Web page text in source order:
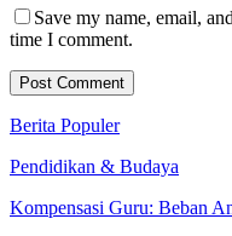
Save my name, email,
time I comment.
Berita Populer
Pendidikan & Budaya
Kompensasi Guru: Beban